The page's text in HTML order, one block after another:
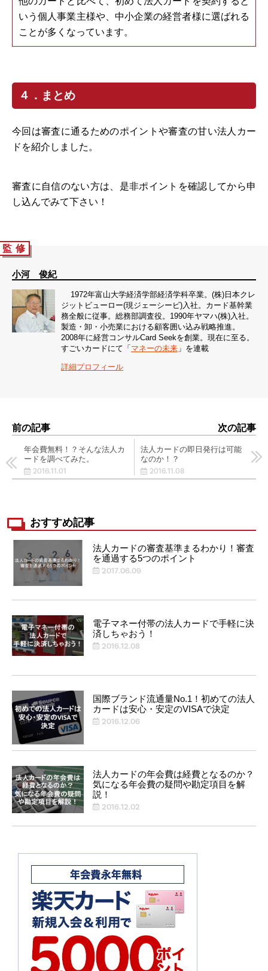
いう個人事業主様や、中小企業の経営者様に選ばれる
ことが多くなっています。
４．まとめ
今回は審査に通るためのポイントや審査の甘い法人カー
ドを紹介しました。
審査に自信のない方は、是非ポイントを確認してから申
し込んでみて下さい！
監 修
小河 俊紀
1972年富山大学経済学部経済学科卒業。(株)日本クレ
ジットビューロー(現ジェーシービ)入社。カード基幹業
務全般に従事。総務部調査役。1990年ヤマハ(株)入社。
製造・卸・小売業における顧客囲い込み戦略推進。
2008年に経営コンサルCard Seekを創業。現在に至る。
すごいカードにて「 マネーの未来 」を連載
詳細プロフィール
前の記事 次の記事
年会費無料！？そんな法人カ
ードを調べてみた。
2016.11.01
法人カードの即日発行は可能
なのか！？
2016.11.08
おすすめ記事
法人カードの審査基準まるわかり！審査
を通過する5つのポイント
2017.06.09
電子マネー付帯の法人カードで手軽に決
済しちゃおう！
2016.12.08
国際ブランド流通量No.1！初めての法人
カードは安心・安定のVISAで決定
2016.12.06
法人カードの年会費は経費となるのか？
気になる年会費の疑問や勘定項目を解
説！
2016.12.02